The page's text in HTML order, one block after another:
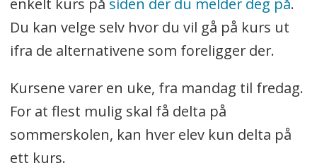
enkelt kurs på siden der du melder deg på.
Du kan velge selv hvor du vil gå på kurs ut
ifra de alternativene som foreligger der.
Kursene varer en uke, fra mandag til fredag.
For at flest mulig skal få delta på
sommerskolen, kan hver elev kun delta på
ett kurs.